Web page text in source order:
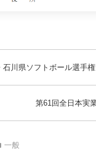
石川県ソフトボール選手権
第61回全日本実
一般